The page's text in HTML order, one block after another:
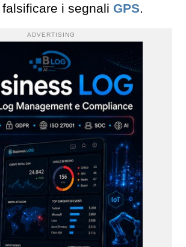
i segnali GPS.
ADVERTISING